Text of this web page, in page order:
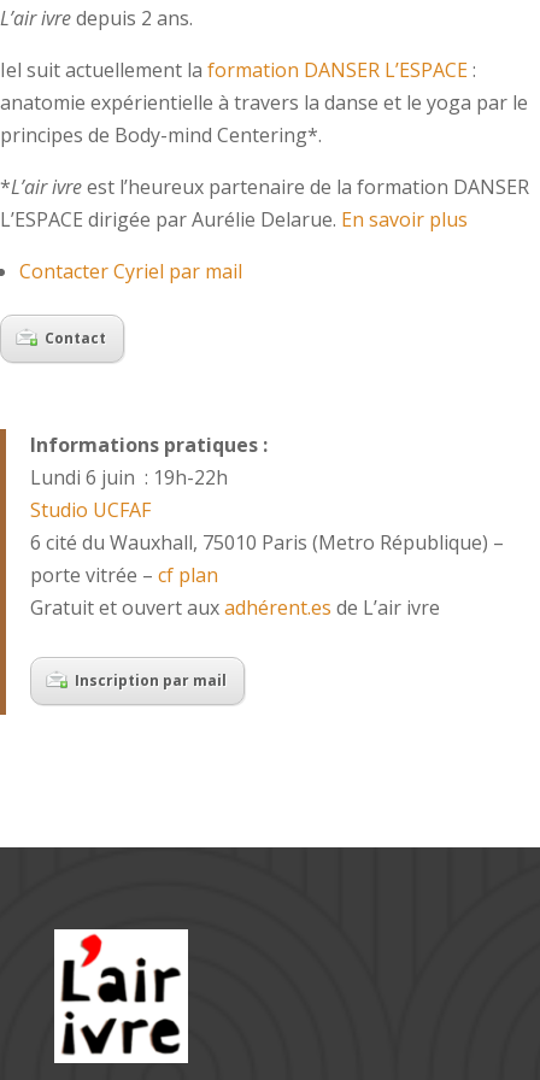
L’air ivredepuis 2 ans.
Iel suit actuellement la formation DANSER L’ESPACE:
anatomie expérientielle à travers la danse et le yoga par le
principes de Body-mind Centering*.
*L’air ivreest l’heureux partenaire de la formation DANSER
L’ESPACE dirigée par Aurélie Delarue. En savoir plus
Contacter Cyriel par mail
Contact
Informations pratiques :
Lundi 6 juin : 19h-22h
Studio UCFAF
6 cité du Wauxhall, 75010 Paris (Metro République) –
porte vitrée – cf plan
Gratuit et ouvert auxadhérent.es de L’air ivre
Inscription par mail